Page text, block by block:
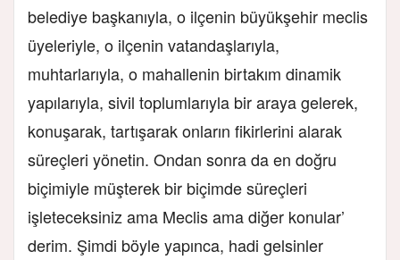
belediye başkanıyla, o ilçenin büyükşehir meclis
üyeleriyle, o ilçenin vatandaşlarıyla,
muhtarlarıyla, o mahallenin birtakım dinamik
yapılarıyla, sivil toplumlarıyla bir araya gelerek,
konuşarak, tartışarak onların fikirlerini alarak
süreçleri yönetin. Ondan sonra da en doğru
biçimiyle müşterek bir biçimde süreçleri
işleteceksiniz ama Meclis ama diğer konular’
derim. Şimdi böyle yapınca, hadi gelsinler